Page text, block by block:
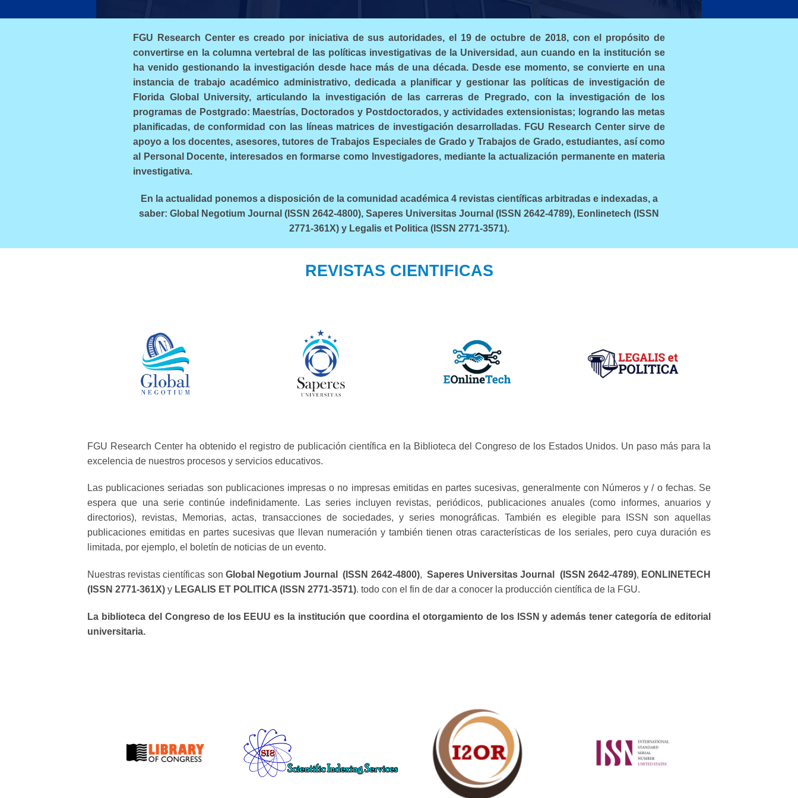
FGU Research Center es creado por iniciativa de sus autoridades, el 19 de octubre de 2018, con el propósito de
convertirse en la columna vertebral de las políticas investigativas de la Universidad, aun cuando en la institución se
ha venido gestionando la investigación desde hace más de una década. Desde ese momento, se convierte en una
instancia de trabajo académico administrativo, dedicada a planificar y gestionar las políticas de investigación de
Florida Global University, articulando la investigación de las carreras de Pregrado, con la investigación de los
programas de Postgrado: Maestrías, Doctorados y Postdoctorados, y actividades extensionistas; logrando las metas
planificadas, de conformidad con las líneas matrices de investigación desarrolladas. FGU Research Center sirve de
apoyo a los docentes, asesores, tutores de Trabajos Especiales de Grado y Trabajos de Grado, estudiantes, así como
al Personal Docente, interesados en formarse como Investigadores, mediante la actualización permanente en materia
investigativa.
En la actualidad ponemos a disposición de la comunidad académica 4 revistas científicas arbitradas e indexadas, a
saber: Global Negotium Journal (ISSN 2642-4800), Saperes Universitas Journal (ISSN 2642-4789), Eonlinetech (ISSN
2771-361X) y Legalis et Politica (ISSN 2771-3571).
REVISTAS CIENTIFICAS
FGU Research Center ha obtenido el registro de publicación científica en la Biblioteca del Congreso de los Estados Unidos. Un paso más para la
excelencia de nuestros procesos y servicios educativos.
Las publicaciones seriadas son publicaciones impresas o no impresas emitidas en partes sucesivas, generalmente con Números y / o fechas. Se
espera que una serie continúe indefinidamente. Las series incluyen revistas, periódicos, publicaciones anuales (como informes, anuarios y
directorios), revistas, Memorias, actas, transacciones de sociedades, y series monográficas. También es elegible para ISSN son aquellas
publicaciones emitidas en partes sucesivas que llevan numeración y también tienen otras características de los seriales, pero cuya duración es
limitada, por ejemplo, el boletín de noticias de un evento.
Nuestras revistas científicas son Global Negotium Journal (ISSN 2642-4800), Saperes Universitas Journal (ISSN 2642-4789), EONLINETECH
(ISSN 2771-361X) y LEGALIS ET POLITICA (ISSN 2771-3571). todo con el fin de dar a conocer la producción científica de la FGU.
La biblioteca del Congreso de los EEUU es la institución que coordina el otorgamiento de los ISSN y además tener categoría de editorial
universitaria.